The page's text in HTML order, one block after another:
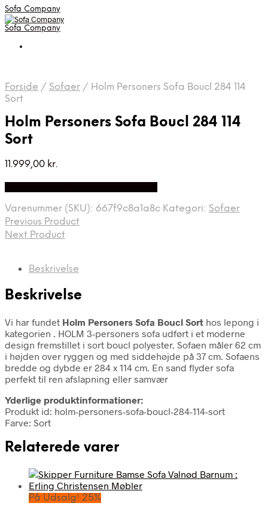
Sofa Company
Sofa Company
Forside / Sofaer / Holm Personers Sofa Boucl 284 114
Sort
Holm Personers Sofa Boucl 284 114
Sort
11.999,00 kr.
Varenummer (SKU): 667f9c8a1a8c Kategori: Sofaer
Previous Product
Next Product
Beskrivelse
Beskrivelse
Vi har fundet Holm Personers Sofa Boucl Sort hos lepong i
kategorien . HOLM 3-personers sofa udført i et moderne
design fremstillet i sort boucl polyester. Sofaen måler 62 cm
i højden over ryggen og med siddehøjde på 37 cm. Sofaens
bredde og dybde er 284 x 114 cm. En sand flyder sofa
perfekt til ren afslapning eller samvær
Yderlige produktinformationer:
Produkt id: holm-personers-sofa-boucl-284-114-sort
Farve: Sort
Relaterede varer
På Udsalg! 25%